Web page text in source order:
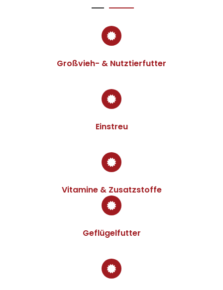
Großvieh- & Nutztierfutter
Einstreu
Vitamine & Zusatzstoffe
Geflügelfutter